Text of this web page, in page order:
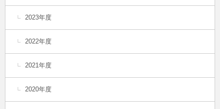
2023年度
2022年度
2021年度
2020年度